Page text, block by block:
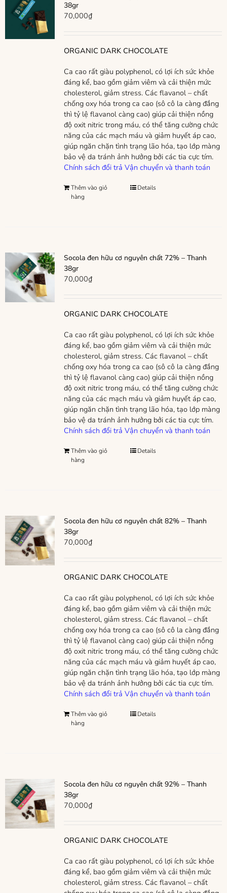
38gr
70,000₫
ORGANIC DARK CHOCOLATE
Ca cao rất giàu polyphenol, có lợi ích sức khỏe
đáng kể, bao gồm giảm viêm và cải thiện mức
cholesterol, giảm stress. Các flavanol – chất
chống oxy hóa trong ca cao (sô cô la càng đắng
thì tỷ lệ flavanol càng cao) giúp cải thiện nồng
độ oxit nitric trong máu, có thể tăng cường chức
năng của các mạch máu và giảm huyết áp cao,
giúp ngăn chặn tình trạng lão hóa, tạo lớp màng
bảo vệ da tránh ảnh hưởng bởi các tia cực tím.
Chính sách đổi trả Vận chuyển và thanh toán
Thêm vào giỏ
hàng
Details
Socola đen hữu cơ nguyên chất 72% – Thanh
38gr
70,000₫
ORGANIC DARK CHOCOLATE
Ca cao rất giàu polyphenol, có lợi ích sức khỏe
đáng kể, bao gồm giảm viêm và cải thiện mức
cholesterol, giảm stress. Các flavanol – chất
chống oxy hóa trong ca cao (sô cô la càng đắng
thì tỷ lệ flavanol càng cao) giúp cải thiện nồng
độ oxit nitric trong máu, có thể tăng cường chức
năng của các mạch máu và giảm huyết áp cao,
giúp ngăn chặn tình trạng lão hóa, tạo lớp màng
bảo vệ da tránh ảnh hưởng bởi các tia cực tím.
Chính sách đổi trả Vận chuyển và thanh toán
Thêm vào giỏ
hàng
Details
Socola đen hữu cơ nguyên chất 82% – Thanh
38gr
70,000₫
ORGANIC DARK CHOCOLATE
Ca cao rất giàu polyphenol, có lợi ích sức khỏe
đáng kể, bao gồm giảm viêm và cải thiện mức
cholesterol, giảm stress. Các flavanol – chất
chống oxy hóa trong ca cao (sô cô la càng đắng
thì tỷ lệ flavanol càng cao) giúp cải thiện nồng
độ oxit nitric trong máu, có thể tăng cường chức
năng của các mạch máu và giảm huyết áp cao,
giúp ngăn chặn tình trạng lão hóa, tạo lớp màng
bảo vệ da tránh ảnh hưởng bởi các tia cực tím.
Chính sách đổi trả Vận chuyển và thanh toán
Thêm vào giỏ
hàng
Details
Socola đen hữu cơ nguyên chất 92% – Thanh
38gr
70,000₫
ORGANIC DARK CHOCOLATE
Ca cao rất giàu polyphenol, có lợi ích sức khỏe
đáng kể, bao gồm giảm viêm và cải thiện mức
cholesterol, giảm stress. Các flavanol – chất